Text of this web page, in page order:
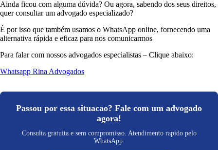
Ainda ficou com alguma dúvida? Ou agora, sabendo dos seus direitos,
quer consultar um advogado especializado?
É por isso que também usamos o WhatsApp online, fornecendo uma
alternativa rápida e eficaz para nos comunicarmos
Para falar com nossos advogados especialistas – Clique abaixo:
Whatsapp Rina Advogados
Passou por essa situacao? Fale com um advogado
agora!
Consulta gratuita e sem compromisso. Atendimento rapido pelo
WhatsApp.